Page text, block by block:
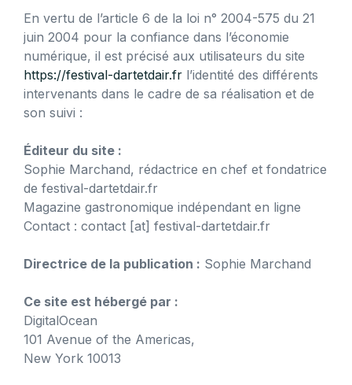
En vertu de l’article 6 de la loi n° 2004-575 du 21
juin 2004 pour la confiance dans l’économie
numérique, il est précisé aux utilisateurs du site
https://festival-dartetdair.fr l’identité des différents
intervenants dans le cadre de sa réalisation et de
son suivi :
Éditeur du site :
Sophie Marchand, rédactrice en chef et fondatrice
de festival-dartetdair.fr
Magazine gastronomique indépendant en ligne
Contact : contact [at] festival-dartetdair.fr
Directrice de la publication : Sophie Marchand
Ce site est hébergé par :
DigitalOcean
101 Avenue of the Americas,
New York 10013